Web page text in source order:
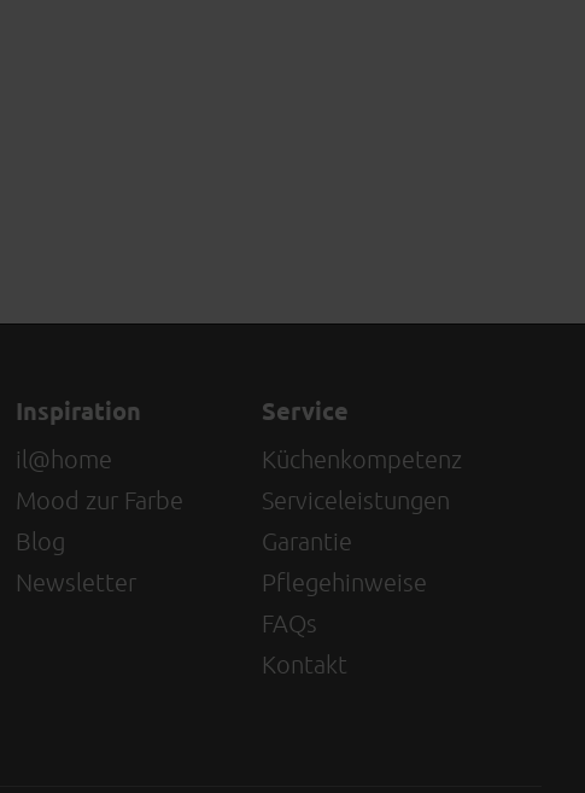
Inspiration
il@home
Mood zur Farbe
Blog
Newsletter
Service
Küchenkompetenz
Serviceleistungen
Garantie
Pflegehinweise
FAQs
Kontakt